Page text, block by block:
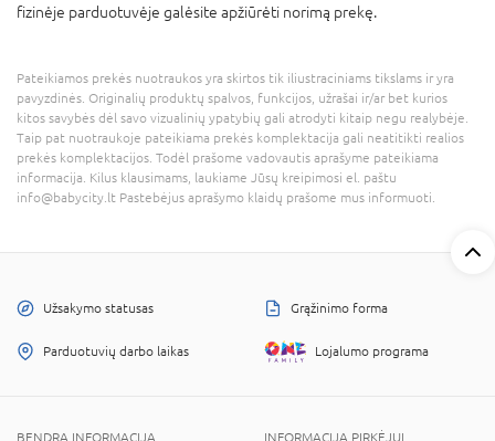
fizinėje parduotuvėje galėsite apžiūrėti norimą prekę.
Pateikiamos prekės nuotraukos yra skirtos tik iliustraciniams tikslams ir yra
pavyzdinės. Originalių produktų spalvos, funkcijos, užrašai ir/ar bet kurios
kitos savybės dėl savo vizualinių ypatybių gali atrodyti kitaip negu realybėje.
Taip pat nuotraukoje pateikiama prekės komplektacija gali neatitikti realios
prekės komplektacijos. Todėl prašome vadovautis aprašyme pateikiama
informacija. Kilus klausimams, laukiame Jūsų kreipimosi el. paštu
info@babycity.lt Pastebėjus aprašymo klaidų prašome mus informuoti.
Užsakymo statusas Grąžinimo forma
Parduotuvių darbo laikas Lojalumo programa